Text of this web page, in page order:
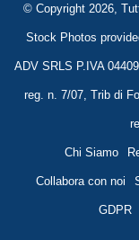
© Copyright 2026,
Stock Photos
ADV SRLS P.IVA
reg. n. 7/07, Trib di
Chi Siamo
Collabora con noi
GDPR